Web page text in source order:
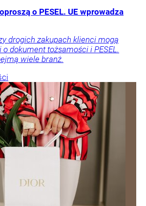
o PESEL. UE wprowadza
drogich zakupach klienci mogą
dokument tożsamości i PESEL.
wiele branż.